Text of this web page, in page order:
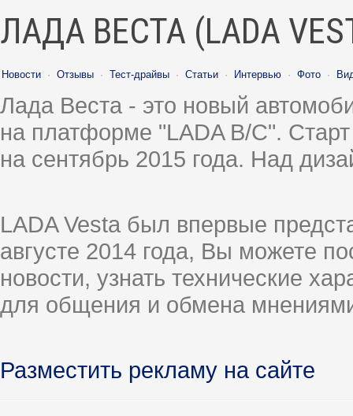
ЛАДА ВЕСТА (LADA
Новости · Отзывы · Тест-драйвы · Статьи · Интервью · Фото ·
Лада Веста - это новый
на платформе "LADA B/C".
на сентябрь 2015 года. Над
LADA Vesta был впервые
августе 2014 года, Вы можете
новости, узнать технические
для общения и обмена
Разместить рекламу на сайте